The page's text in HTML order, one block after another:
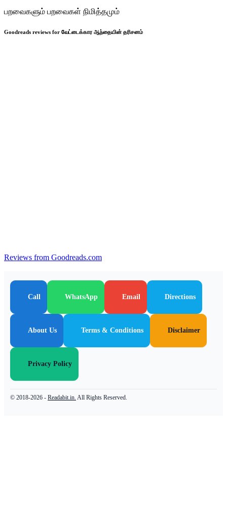
பறவைகளும் பறவைகள் நிமித்தமும்
Goodreads reviews for வேட்டைக்கார ஆந்தையின் தரிசனம்
Reviews from Goodreads.com
Call WhatsApp Email Directions
About Us Terms & Conditions Disclaimer
Privacy Policy
© 2018-2026 - Readabit.in. All Rights Reserved.